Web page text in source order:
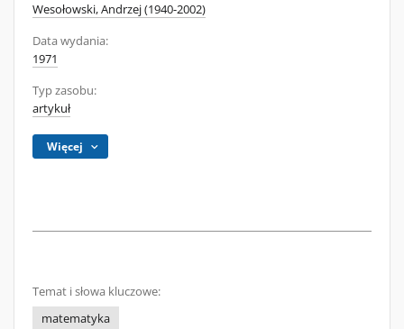
Wesołowski, Andrzej (1940-2002)
Data wydania:
1971
Typ zasobu:
artykuł
Więcej
Temat i słowa kluczowe:
matematyka